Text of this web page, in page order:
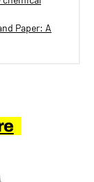
Paper: A